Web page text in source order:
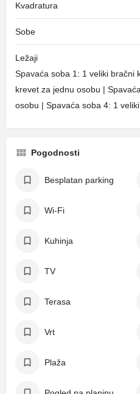
Kvadratura
Sobe
Ležaji
Spavaća soba 1: 1 veliki bračni
krevet za jednu osobu |
osobu | Spavaća soba 4: 1
Pogodnosti
Besplatan parking
Wi-Fi
Kuhinja
TV
Terasa
Vrt
Plaža